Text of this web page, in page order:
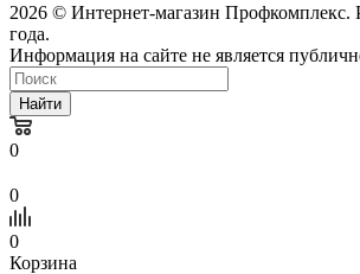
2026 © Интернет-магазин Профкомплекс.
года.
Информация на сайте не является
Найти
0
0
0
Корзина